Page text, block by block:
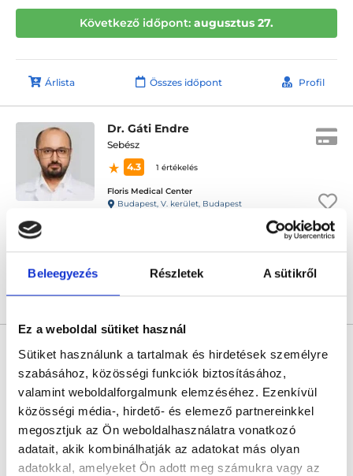
Beleegyezés Részletek A sütikről
Ez a weboldal sütiket használ
Sütiket használunk a tartalmak és hirdetések személyre
szabásához, közösségi funkciók biztosításához,
valamint weboldalforgalmunk elemzéséhez. Ezenkívül
közösségi média-, hirdető- és elemező partnereinkkel
megosztjuk az Ön weboldalhasználatra vonatkozó
adatait, akik kombinálhatják az adatokat más olyan
adatokkal, amelyeket Ön adott meg számukra vagy az
Következő időpont: augusztus 27.
Árlista Összes időpont Profil
Dr. Gáti Endre
Sebész
4.3
1 értékelés
Floris Medical Center
Budapest, V. kerület, Budapest
orvos, aki jogszabályok szerinti szakorvosi szakképesítés
megszerzésére irányuló képzésben vesz részt. Ezen orvosok által
önállóan nem végezhető szakmai tevékenységért teljes
felelősséggel tartozik és azt közvetlenül felügyeli az egészségügyi
szolgáltató szakorvosa az első részvizsgáig, utána pedig a
szakorvosjelölt önállóan láthat el feladatokat. A foglaljorvost.hu
felelősségét kizárja esetleges névazonosságért bármely szakorvos
és szakorvosjelölt esetén.